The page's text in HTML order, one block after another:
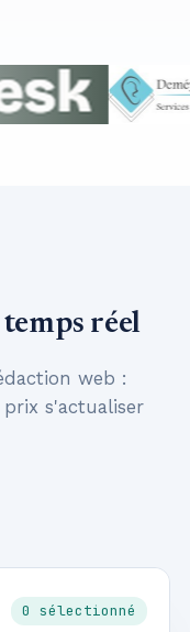
réel
web :
s'actualiser
0 sélectionné